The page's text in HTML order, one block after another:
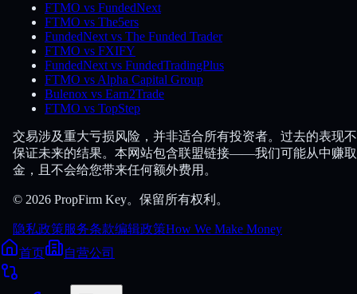
FTMO vs FundedNext
FTMO vs The5ers
FundedNext vs The Funded Trader
FTMO vs FXIFY
FundedNext vs FundedTradingPlus
FTMO vs Alpha Capital Group
Bulenox vs Earn2Trade
FTMO vs TopStep
交易涉及重大亏损风险，并非适合所有投资者。过去的表现
保证未来的结果。本网站包含联盟链接——我们可能从中赚
金，且不会给您带来任何额外费用。
© 2026 PropFirm Key。保留所有权利。
隐私政策服务条款编辑政策How We Make Money
首页
自营公司